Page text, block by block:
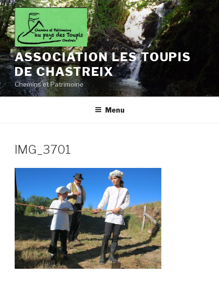
Aller
au
contenu
principal
ASSOCIATION LES TOUPIS
DE CHASTREIX
Chemins et Patrimoine
Menu
IMG_3701